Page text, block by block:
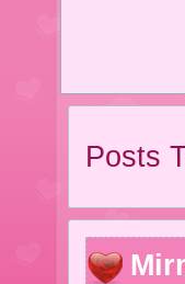
Posts